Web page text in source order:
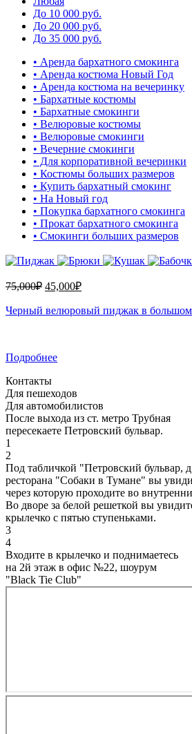
До 10 000 руб.
До 20 000 руб.
До 35 000 руб.
• Аренда бархатного смокинга
• Аренда костюма Новый Год
• Аренда костюма на вечеринку
• Бархатные костюмы
• Бархатные смокинги
• Велюровые костюмы
• Велюровые смокинги
• Вечерние смокинги
• Для корпоративной вечеринки
• Костюмы больших размеров
• Купить бархатный смокинг
• На Новый год
• Покупка бархатного смокинга
• Прокат бархатного смокинга
• Смокинги больших размеров
75,000₽ 45,000₽
Черный велюровый пиджак в большом
Подробнее
Контакты
Для пешеходов
Для автомобилистов
После выхода из ст. метро Трубная
пересекаете Петровский бульвар.
1
2
Под табличкой "Петровский бульвар,
ресторана "Собаки в Тумане" вы
через которую проходите во
Во дворе за белой решеткой вы
крылечко с пятью ступеньками.
3
4
Входите в крылечко и поднимаетесь
на 2й этаж в офис №22, шоурум
"Black Tie Club"